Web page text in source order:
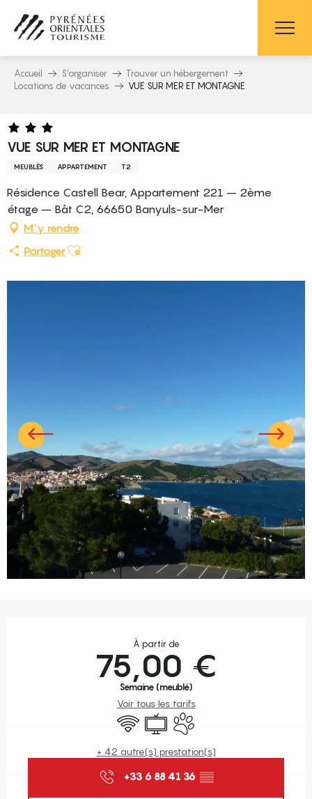
contenu
principal
Accueil S’organiser
Trouver un hébergement
Locations de vacances
VUE SUR MER ET MONTAGNE
VUE SUR MER ET MONTAGNE
MEUBLÉS APPARTEMENT T2
Résidence Castell Bear, Appartement 221 – 2ème
étage – Bât C2, 66650 Banyuls-sur-Mer
M'y rendre
PartagerAjouter aux favoris
À partir de
75,00 €
Semaine (meublé)
Voir tous les tarifs
WiFi TélévisionAnimaux acceptés
+ 42 autre(s) prestation(s)
+33 6 88 41 36 ▒▒